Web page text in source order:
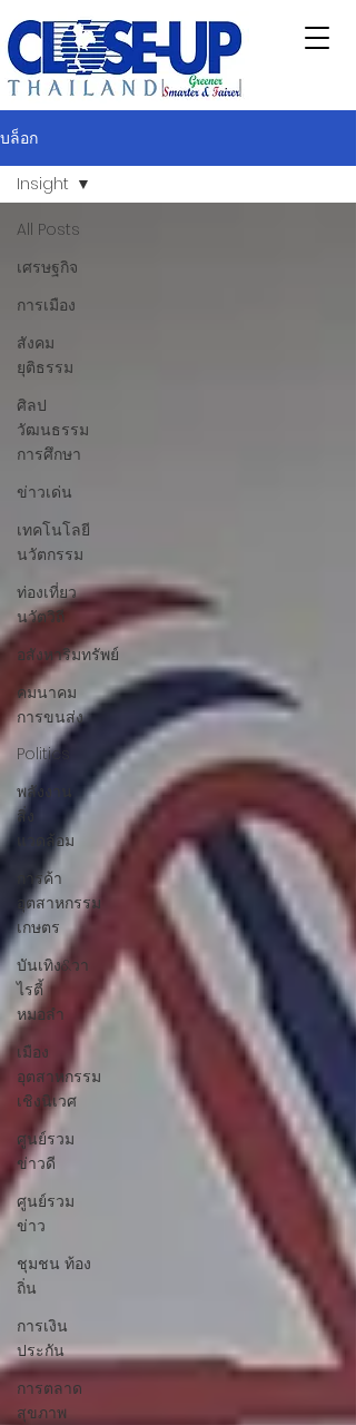
บล็อก
All Posts
เศรษฐกิจ
การเมือง
สังคม
ยุติธรรม
ศิลป
วัฒนธรรม
การศึกษา
ข่าวเด่น
เทคโนโลยี
นวัตกรรม
ท่องเที่ยว
นวัตวิถี
อสังหาริมทรัพย์
คมนาคม
การขนส่ง
Politics
พลังงาน
สิ่ง
แวดล้อม
การค้า
อุตสาหกรรม
เกษตร
บันเทิง&วา
ไรตี้
หมอลำ
เมือง
อุตสาหกรรม
เชิงนิเวศ
ศูนย์รวม
ข่าวดี
ศูนย์รวม
ข่าว
ชุมชน ท้อง
ถิ่น
การเงิน
ประกัน
การตลาด
สุขภาพ
Insight